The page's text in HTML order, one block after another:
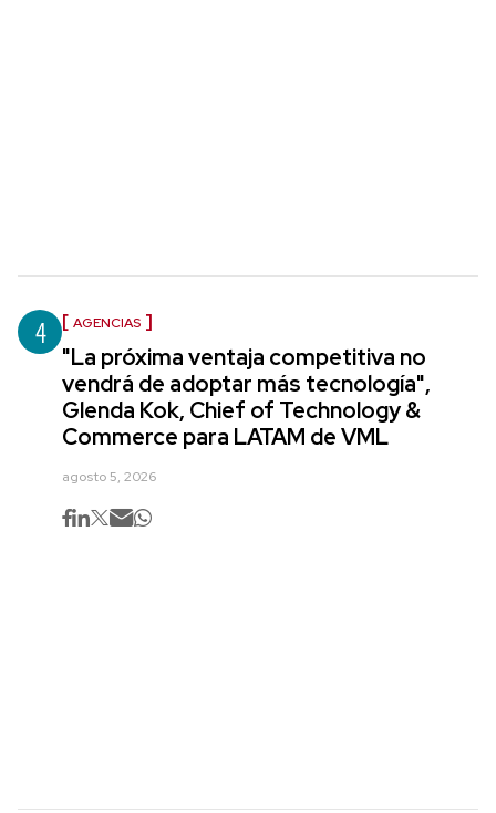
4 AGENCIAS
"La próxima ventaja competitiva no
vendrá de adoptar más tecnología",
Glenda Kok, Chief of Technology &
Commerce para LATAM de VML
agosto 5, 2026